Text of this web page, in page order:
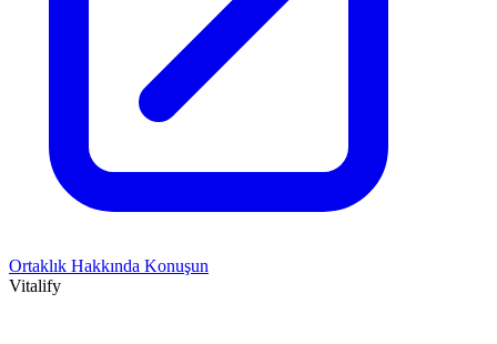
Ortaklık Hakkında Konuşun
Vitalify